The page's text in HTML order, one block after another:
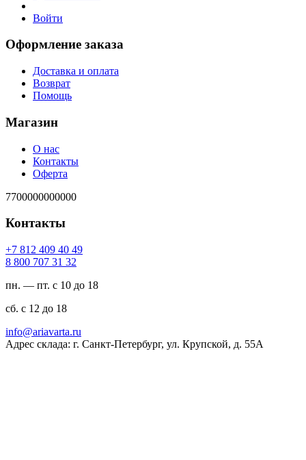
Войти
Оформление заказа
Доставка и оплата
Возврат
Помощь
Магазин
О нас
Контакты
Оферта
7700000000000
Контакты
94 04 904 218 7+
23 13 707 008 8
пн. — пт. с 10 до 18
сб. с 12 до 18
ur.atravaira@ofni
Адрес склада: г. Санкт-Петербург, ул. Крупской, д. 55А